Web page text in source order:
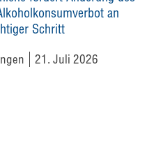
an
Schritt
21. Juli 2026